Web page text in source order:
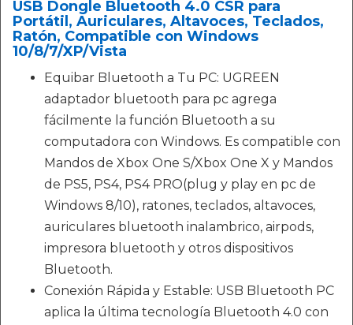
USB Dongle Bluetooth 4.0 CSR para
Portátil, Auriculares, Altavoces, Teclados,
Ratón, Compatible con Windows
10/8/7/XP/Vista
Equibar Bluetooth a Tu PC: UGREEN
adaptador bluetooth para pc agrega
fácilmente la función Bluetooth a su
computadora con Windows. Es compatible con
Mandos de Xbox One S/Xbox One X y Mandos
de PS5, PS4, PS4 PRO(plug y play en pc de
Windows 8/10), ratones, teclados, altavoces,
auriculares bluetooth inalambrico, airpods,
impresora bluetooth y otros dispositivos
Bluetooth.
Conexión Rápida y Estable: USB Bluetooth PC
aplica la última tecnología Bluetooth 4.0 con